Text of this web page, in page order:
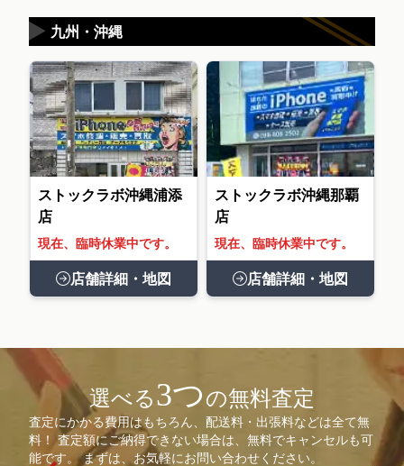
九州・沖縄
▶
ストックラボ沖縄浦添
店
現在、臨時休業中です。
店舗詳細・地図
ストックラボ沖縄那覇
店
現在、臨時休業中です。
店舗詳細・地図
選べる3つの無料査定
査定にかかる費用はもちろん、配送料・出張料などは全て無
料！ 査定額にご納得できない場合は、無料でキャンセルも可
能です。 まずは、お気軽にお問い合わせください。